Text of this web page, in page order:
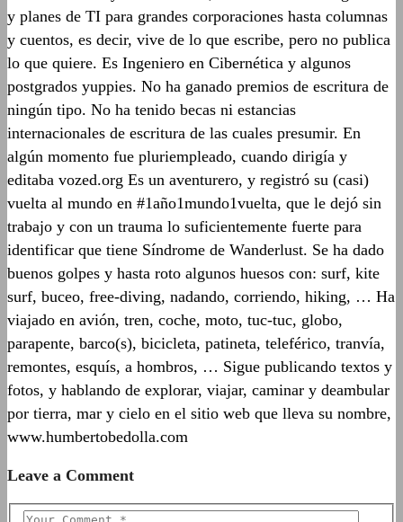
y planes de TI para grandes corporaciones hasta columnas
y cuentos, es decir, vive de lo que escribe, pero no publica
lo que quiere. Es Ingeniero en Cibernética y algunos
postgrados yuppies. No ha ganado premios de escritura de
ningún tipo. No ha tenido becas ni estancias
internacionales de escritura de las cuales presumir. En
algún momento fue pluriempleado, cuando dirigía y
editaba vozed.org Es un aventurero, y registró su (casi)
vuelta al mundo en #1año1mundo1vuelta, que le dejó sin
trabajo y con un trauma lo suficientemente fuerte para
identificar que tiene Síndrome de Wanderlust. Se ha dado
buenos golpes y hasta roto algunos huesos con: surf, kite
surf, buceo, free-diving, nadando, corriendo, hiking, … Ha
viajado en avión, tren, coche, moto, tuc-tuc, globo,
parapente, barco(s), bicicleta, patineta, teleférico, tranvía,
remontes, esquís, a hombros, … Sigue publicando textos y
fotos, y hablando de explorar, viajar, caminar y deambular
por tierra, mar y cielo en el sitio web que lleva su nombre,
www.humbertobedolla.com
Leave a Comment